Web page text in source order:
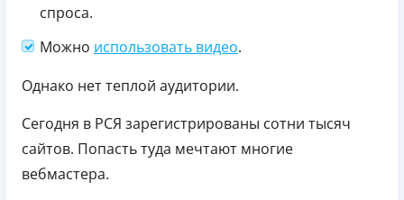
спроса.
Можно использовать видео.
Однако нет теплой аудитории.
Сегодня в РСЯ зарегистрированы сотни тысяч
сайтов. Попасть туда мечтают многие
вебмастера.